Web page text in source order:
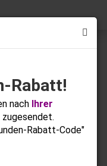
Rabatt!
nach Ihrer
zugesendet.
Rabatt-Code"